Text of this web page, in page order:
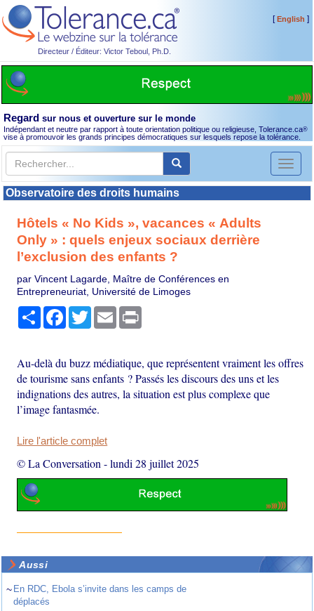
Directeur / Éditeur: Victor Teboul, Ph.D.
[English ]
Regard sur nous et ouverture sur le monde
Indépendant et neutre par rapport à toute orientation politique ou religieuse, Tolerance.ca®
vise à promouvoir les grands principes démocratiques sur lesquels repose la tolérance.
Toggle
Observatoire des droits humains
Hôtels « No Kids », vacances « Adults
Only » : quels enjeux sociaux derrière
l’exclusion des enfants ?
par Vincent Lagarde, Maître de Conférences en
Entrepreneuriat, Université de Limoges
PartagerFacebook
TwitterEmail
Au-delà du buzz médiatique, que représentent vraiment les offres
de tourisme sans enfants ? Passés les discours des uns et les
indignations des autres, la situation est plus complexe que
l’image fantasmée.
Lire l'article complet
© La Conversation -lundi 28 juillet 2025
Aussi
~ En RDC, Ebola s’invite dans les camps de
déplacés